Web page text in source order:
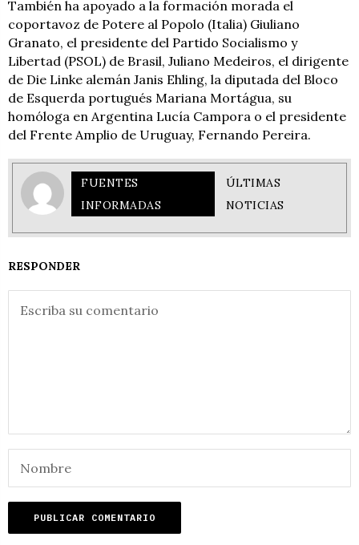
También ha apoyado a la formación morada el
coportavoz de Potere al Popolo (Italia) Giuliano
Granato, el presidente del Partido Socialismo y
Libertad (PSOL) de Brasil, Juliano Medeiros, el dirigente
de Die Linke alemán Janis Ehling, la diputada del Bloco
de Esquerda portugués Mariana Mortágua, su
homóloga en Argentina Lucía Campora o el presidente
del Frente Amplio de Uruguay, Fernando Pereira.
FUENTES
INFORMADAS
ÚLTIMAS
NOTICIAS
RESPONDER